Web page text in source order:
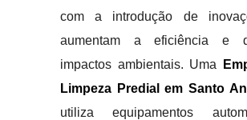
com a introdução de
aumentam a eficiência e
impactos ambientais. Uma
Limpeza Predial em Santo
utiliza equipamentos